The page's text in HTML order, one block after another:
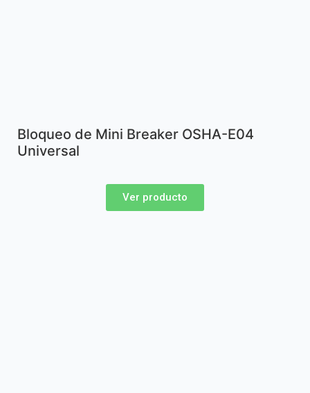
Bloqueo de Mini Breaker OSHA-E04
Universal
Ver producto